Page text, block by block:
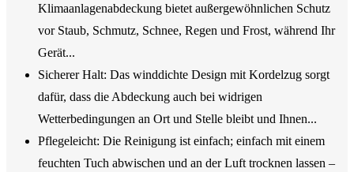
Klimaanlagenabdeckung bietet außergewöhnlichen Schutz
vor Staub, Schmutz, Schnee, Regen und Frost, während Ihr
Gerät...
Sicherer Halt: Das winddichte Design mit Kordelzug sorgt
dafür, dass die Abdeckung auch bei widrigen
Wetterbedingungen an Ort und Stelle bleibt und Ihnen...
Pflegeleicht: Die Reinigung ist einfach; einfach mit einem
feuchten Tuch abwischen und an der Luft trocknen lassen –